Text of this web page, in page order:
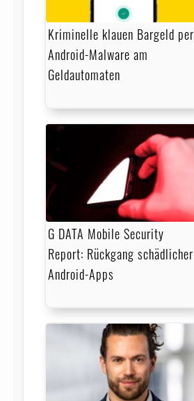
Kriminelle klauen Bargeld per
Android-Malware am
Geldautomaten
G DATA Mobile Security
Report: Rückgang schädlicher
Android-Apps